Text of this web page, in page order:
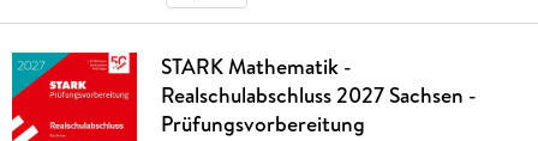
STARK Mathematik -
Realschulabschluss 2027 Sachsen -
Prüfungsvorbereitung